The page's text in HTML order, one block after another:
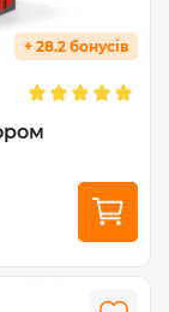
+ 28.2 бонусів